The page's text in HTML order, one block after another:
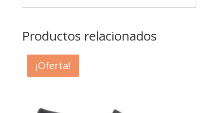
Productos relacionados
¡Oferta!